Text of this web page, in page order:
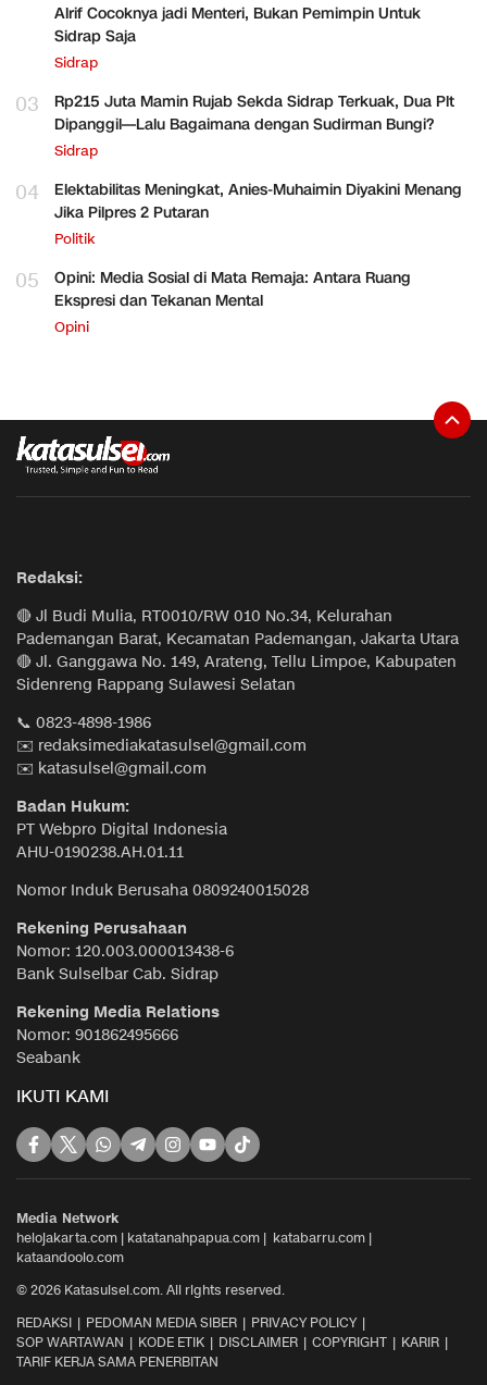
Alrif Cocoknya jadi Menteri, Bukan Pemimpin Untuk
Sidrap Saja
Sidrap
03
Rp215 Juta Mamin Rujab Sekda Sidrap Terkuak, Dua Plt
Dipanggil—Lalu Bagaimana dengan Sudirman Bungi?
Sidrap
04
Elektabilitas Meningkat, Anies-Muhaimin Diyakini Menang
Jika Pilpres 2 Putaran
Politik
05
Opini: Media Sosial di Mata Remaja: Antara Ruang
Ekspresi dan Tekanan Mental
Opini
Redaksi:
🔴 Jl Budi Mulia, RT0010/RW 010 No.34, Kelurahan
Pademangan Barat, Kecamatan Pademangan, Jakarta Utara
🔴 Jl. Ganggawa No. 149, Arateng, Tellu Limpoe, Kabupaten
Sidenreng Rappang Sulawesi Selatan
📞 0823-4898-1986
✉️ redaksimediakatasulsel@gmail.com
✉️ katasulsel@gmail.com
Badan Hukum:
PT Webpro Digital Indonesia
AHU-0190238.AH.01.11
Nomor Induk Berusaha 0809240015028
Rekening Perusahaan
Nomor: 120.003.000013438-6
Bank Sulselbar Cab. Sidrap
Rekening Media Relations
Nomor: 901862495666
Seabank
IKUTI KAMI
Media Network
helojakarta.com | katatanahpapua.com | katabarru.com |
kataandoolo.com
© 2026 Katasulsel.com. All rights reserved.
REDAKSI
PEDOMAN MEDIA SIBER
PRIVACY POLICY
SOP WARTAWAN
KODE ETIK DISCLAIMER COPYRIGHT
KARIR
TARIF KERJA SAMA PENERBITAN